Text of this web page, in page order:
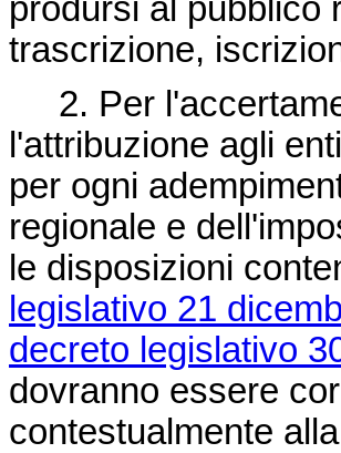
prodursi al pubblico
trascrizione,
2. Per
l'attribuzione agli
per ogni
regionale e
le disposizioni
legislativo 21
decreto legislativo
dovranno essere
contestualmente